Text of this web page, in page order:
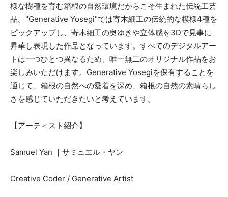
様な樹種を育む箱根の自然環境だからこそ生まれた伝統工芸
品。"Generative Yosegi"では寄木細工の伝統的な模様4種を
ピックアップし、寄木細工の奥ゆきや立体感を3Dで見事に
昇華し表現した作品となっています。すべてのデジタルアー
トは一つひとつ異なるため、唯一無二のオリジナル作品をお
楽しみいただけます。Generative Yosegiを保有することを
通じて、箱根の自然への愛着を深め、箱根の自然の素晴らし
さを感じていただきたいと考えています。
【アーティスト紹介】
Samuel Yan ｜サミュエル・ヤン
Creative Coder / Generative Artist